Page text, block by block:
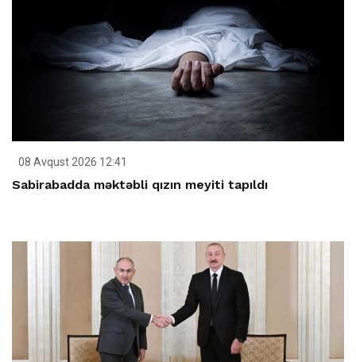
08 Avqust 2026 12:41
Sabirabadda məktəbli qızın meyiti tapıldı